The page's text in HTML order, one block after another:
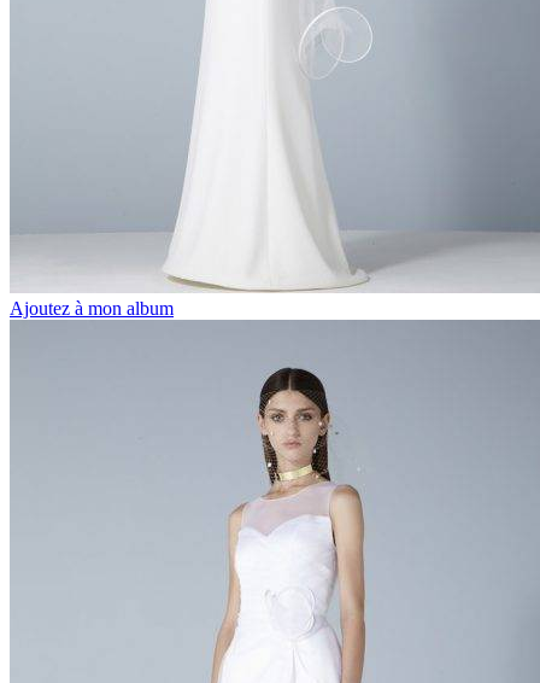
Ajoutez à mon album